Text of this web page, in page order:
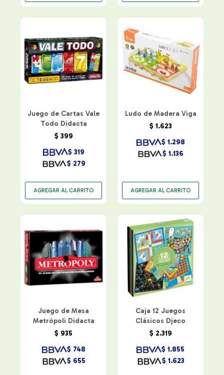
Juego de Cartas Vale
Todo Didacta
$ 399
$ 279
$ 319
Ludo de Madera Viga
$ 1.623
$ 1.136
$ 1.298
Juego de Mesa
Metrópoli Didacta
$ 935
$ 655
$ 748
Caja 12 Juegos
Clásicos Djeco
$ 2.319
$ 1.623
$ 1.855